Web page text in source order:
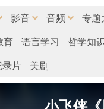
影音 音频 专题
育 语言学习 哲学知
录片 美剧